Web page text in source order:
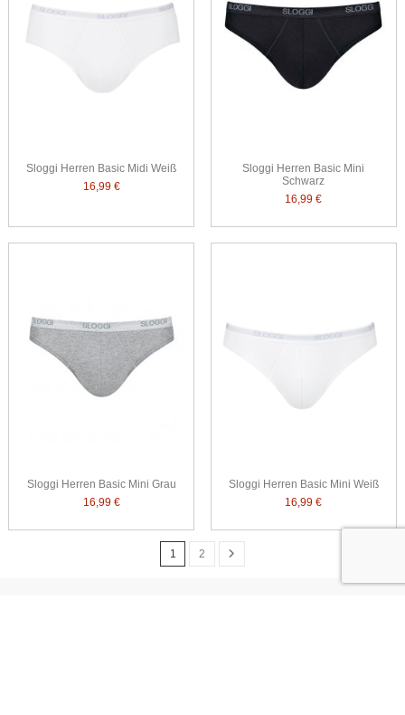
Sloggi Herren Basic Midi Weiß
16,99 €
Sloggi Herren Basic Mini
Schwarz
16,99 €
Sloggi Herren Basic Mini Grau
16,99 €
Sloggi Herren Basic Mini Weiß
16,99 €
1 2